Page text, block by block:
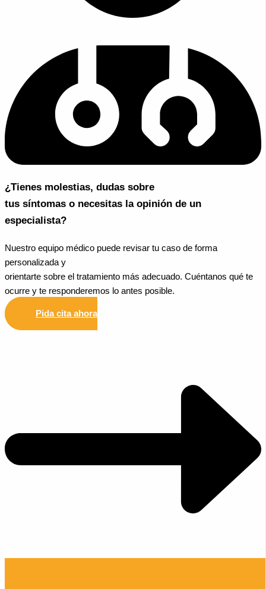
¿Tienes molestias, dudas sobre
tus síntomas o necesitas la opinión de un
especialista?
Nuestro equipo médico puede revisar tu caso de forma
personalizada y
orientarte sobre el tratamiento más adecuado. Cuéntanos qué te
ocurre y te responderemos lo antes posible.
Pida cita ahora